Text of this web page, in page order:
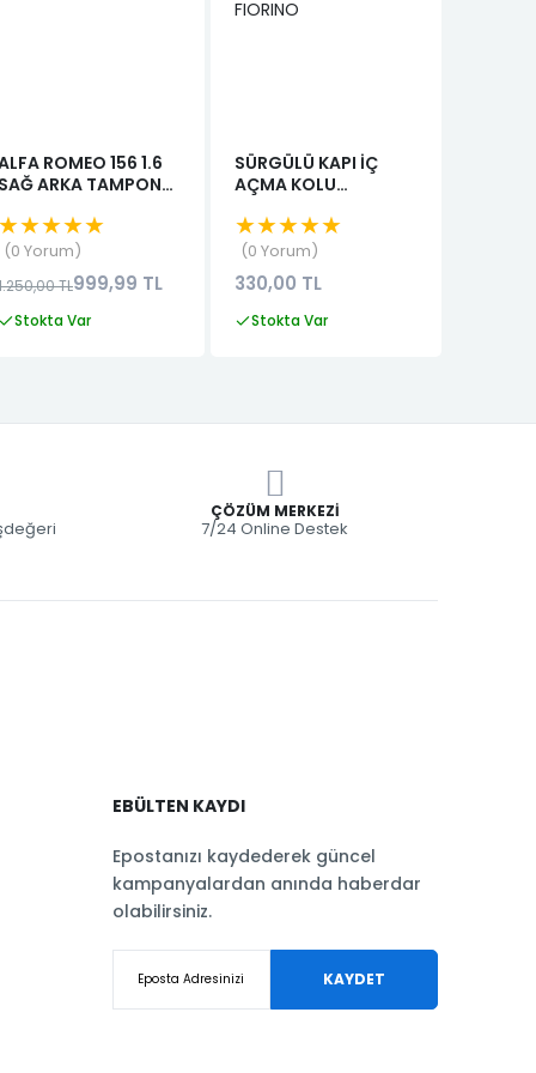
ROMEO 156 1.6
ARKA TAMPON
0 Yorum
TL999,99 TL
Stokta Var
SÜRGÜLÜ KAPI İÇ
AÇMA KOLU
FIORINO
★★★★★
0 Yorum
330,00 TL
Stokta Var
ÇÖZÜM MERKEZI
7/24 Online Destek
EBÜLTEN KAYDI
Epostanızı kaydederek güncel
kampanyalardan anında haberdar
olabilirsiniz.
KAYDET